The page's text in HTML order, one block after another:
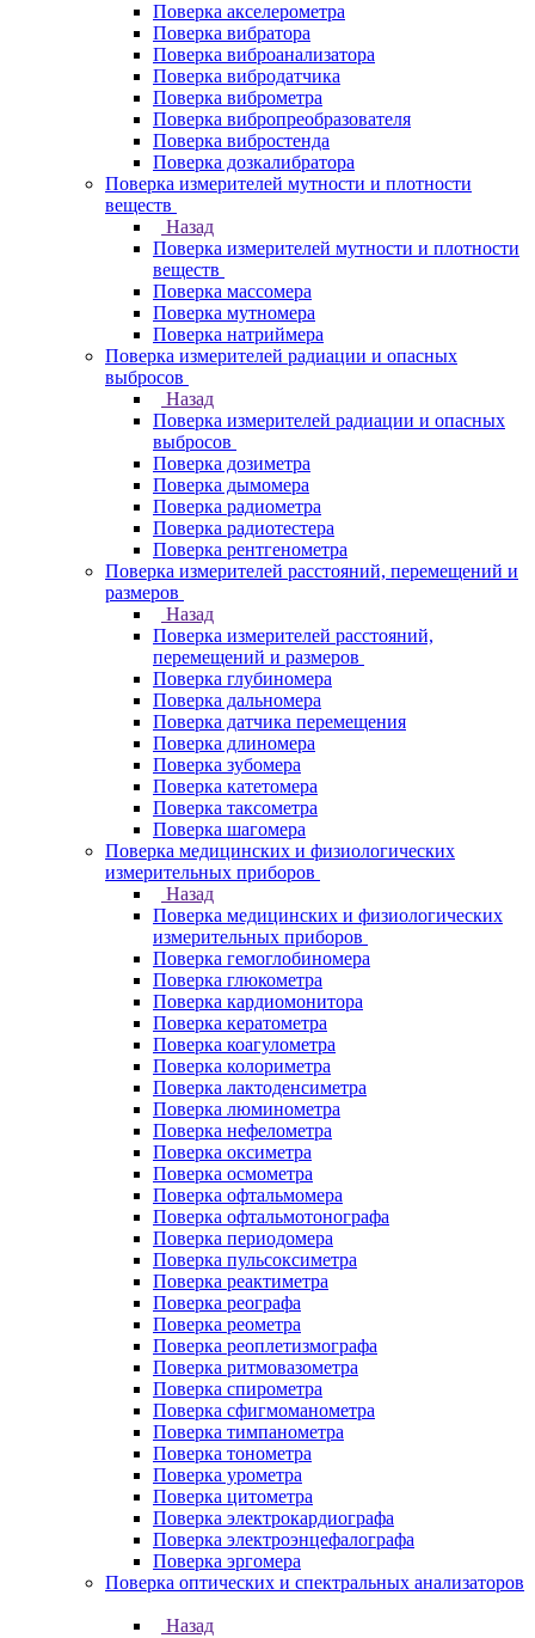
Поверка акселерометра
Поверка вибратора
Поверка виброанализатора
Поверка вибродатчика
Поверка виброметра
Поверка вибропреобразователя
Поверка вибростенда
Поверка дозкалибратора
Поверка измерителей мутности и плотности
веществ
Назад
Поверка измерителей мутности и плотности
веществ
Поверка массомера
Поверка мутномера
Поверка натриймера
Поверка измерителей радиации и опасных
выбросов
Назад
Поверка измерителей радиации и опасных
выбросов
Поверка дозиметра
Поверка дымомера
Поверка радиометра
Поверка радиотестера
Поверка рентгенометра
Поверка измерителей расстояний, перемещений и
размеров
Назад
Поверка измерителей расстояний,
перемещений и размеров
Поверка глубиномера
Поверка дальномера
Поверка датчика перемещения
Поверка длиномера
Поверка зубомера
Поверка катетомера
Поверка таксометра
Поверка шагомера
Поверка медицинских и физиологических
измерительных приборов
Назад
Поверка медицинских и физиологических
измерительных приборов
Поверка гемоглобиномера
Поверка глюкометра
Поверка кардиомонитора
Поверка кератометра
Поверка коагулометра
Поверка колориметра
Поверка лактоденсиметра
Поверка люминометра
Поверка нефелометра
Поверка оксиметра
Поверка осмометра
Поверка офтальмомера
Поверка офтальмотонографа
Поверка периодомера
Поверка пульсоксиметра
Поверка реактиметра
Поверка реографа
Поверка реометра
Поверка реоплетизмографа
Поверка ритмовазометра
Поверка спирометра
Поверка сфигмоманометра
Поверка тимпанометра
Поверка тонометра
Поверка урометра
Поверка цитометра
Поверка электрокардиографа
Поверка электроэнцефалографа
Поверка эргомера
Поверка оптических и спектральных анализаторов
Назад